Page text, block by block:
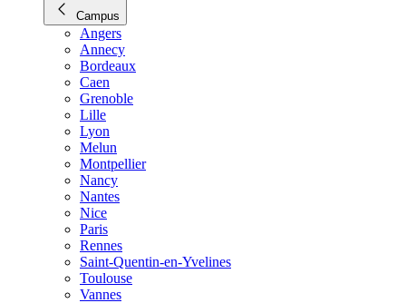
Campus
Angers
Annecy
Bordeaux
Caen
Grenoble
Lille
Lyon
Melun
Montpellier
Nancy
Nantes
Nice
Paris
Rennes
Saint-Quentin-en-Yvelines
Toulouse
Vannes